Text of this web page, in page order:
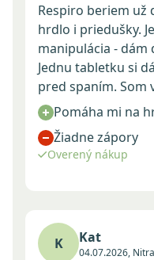
Respiro beriem už
hrdlo i priedušky.
manipulácia - dám
Jednu tabletku si
pred spaním. Som
Pomáha mi na
Žiadne zápory
Overený nákup
K Kat
04.07.2026, Nitra